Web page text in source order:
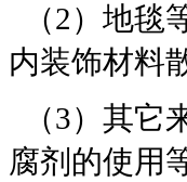
（2）地毯
内装饰材料
（3）其它
腐剂的使用